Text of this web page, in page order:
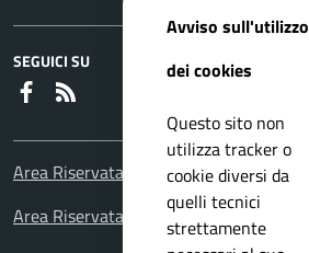
SEGUICI SU
Faceboook
Area Riservata Consiglieri Comunali
Area Riservata Polizia Locale
Avviso sull'utilizzo
dei cookies
Questo sito non
utilizza tracker o
cookie diversi da
quelli tecnici
strettamente